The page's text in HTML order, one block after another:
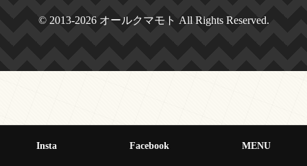
© 2013-2026 オールクマモト All Rights Reserved.
Insta Facebook MENU